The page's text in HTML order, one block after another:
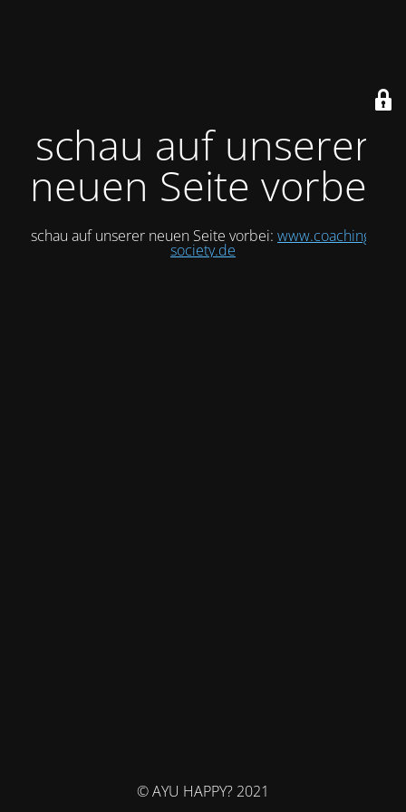
schau auf unserer
neuen Seite vorbei
schau auf unserer neuen Seite vorbei: www.coaching-
society.de
© AYU HAPPY? 2021